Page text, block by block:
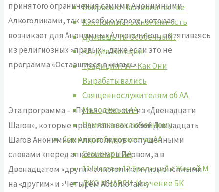
Вопросы о Наставничестве
Как понимать Анонимность
Думаешь Ты Особенный?
А.А. для Женщин
Традиции АА – Как Они
Вырабатывались
Священнослужителям об АА
Молодёжь и АА
Памятка заключённому
Семинары Содружества АА
Семинары АА
12 Шагов и 12 Традиций с Женей М.
ДЖО И ЧАРЛИ. Изучение БК
принятого ограничения самими Анонимными
Алкоголиками, так и особую угрозу, которая
возникает для Анонимных Алкоголиков, вытягиваясь
из религиозных «правых», даже если это не
программа «Оставшиеся в живых».
Эта программа – «Путь» – состоит из «Двенадцати
Шагов», которые представляют собой Двенадцать
Шагов Анонимных Алкоголиков с опущенными
словами «перед алкоголем» в Первом, а в
Двенадцатом «другим алкоголикам» изменёнными
на «другим» и «Четырём Абсолютам»: